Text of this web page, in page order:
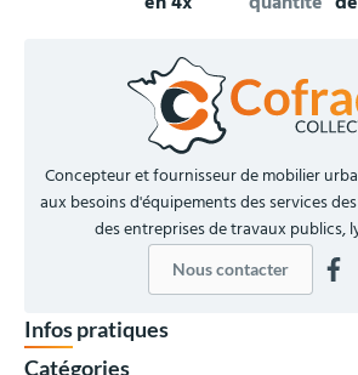
Concepteur et fournisseur de mobilier
aux besoins d'équipements des services
des entreprises de travaux publics,
Nous contacter
Infos pratiques
Catégories